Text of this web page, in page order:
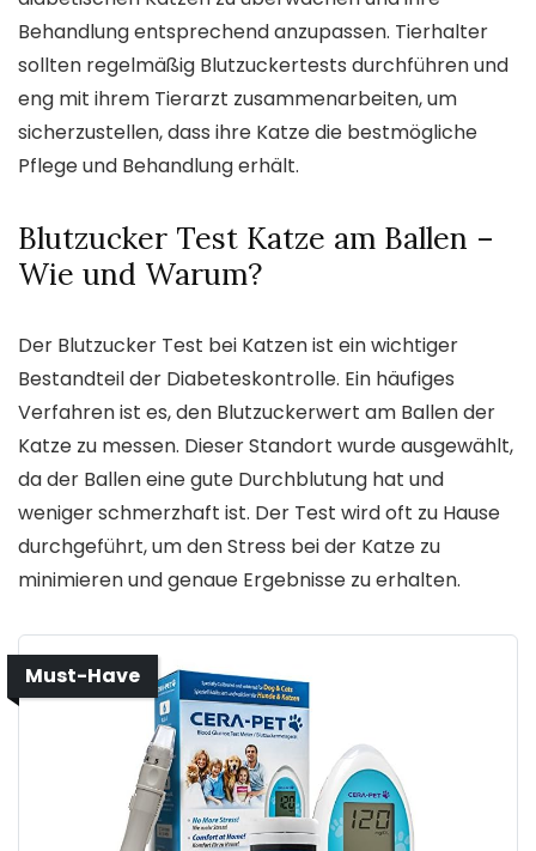
Behandlung entsprechend anzupassen. Tierhalter
sollten regelmäßig Blutzuckertests durchführen und
eng mit ihrem Tierarzt zusammenarbeiten, um
sicherzustellen, dass ihre Katze die bestmögliche
Pflege und Behandlung erhält.
Blutzucker Test Katze am Ballen –
Wie und Warum?
Der Blutzucker Test bei Katzen ist ein wichtiger
Bestandteil der Diabeteskontrolle. Ein häufiges
Verfahren ist es, den Blutzuckerwert am Ballen der
Katze zu messen. Dieser Standort wurde ausgewählt,
da der Ballen eine gute Durchblutung hat und
weniger schmerzhaft ist. Der Test wird oft zu Hause
durchgeführt, um den Stress bei der Katze zu
minimieren und genaue Ergebnisse zu erhalten.
Must-Have